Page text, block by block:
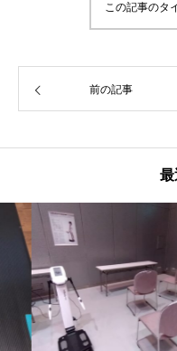
この記事のタ
前の記事
最